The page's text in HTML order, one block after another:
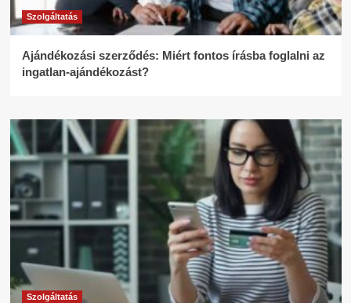
Szolgáltatás
Ajándékozási szerződés: Miért fontos írásba foglalni az
ingatlan-ajándékozást?
Szolgáltatás